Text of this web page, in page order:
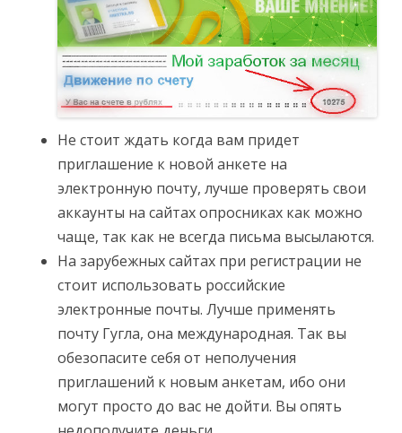
Не стоит ждать когда вам придет
приглашение к новой анкете на
электронную почту, лучше проверять свои
аккаунты на сайтах опросниках как можно
чаще, так как не всегда письма высылаются.
На зарубежных сайтах при регистрации не
стоит использовать российские
электронные почты. Лучше применять
почту Гугла, она международная. Так вы
обезопасите себя от неполучения
приглашений к новым анкетам, ибо они
могут просто до вас не дойти. Вы опять